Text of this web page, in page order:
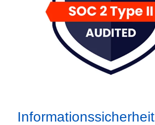
Informationssicherheit